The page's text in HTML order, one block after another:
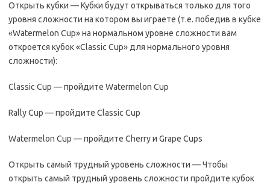
Открыть кубки — Кубки будут открываться только для того
уровня сложности на котором вы играете (т.е. победив в кубке
«Watermelon Cup» на нормальном уровне сложности вам
откроется кубок «Classic Cup» для нормального уровня
сложности):
Classic Cup — пройдите Watermelon Cup
Rally Cup — пройдите Classic Cup
Watermelon Cup — пройдите Cherry и Grape Cups
Открыть самый трудный уровень сложности — Чтобы
открыть самый трудный уровень сложности пройдите кубок